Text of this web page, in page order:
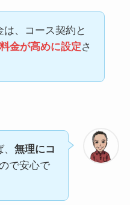
、コース契約と
金が高めに設定さ
無理にコ
で安心で